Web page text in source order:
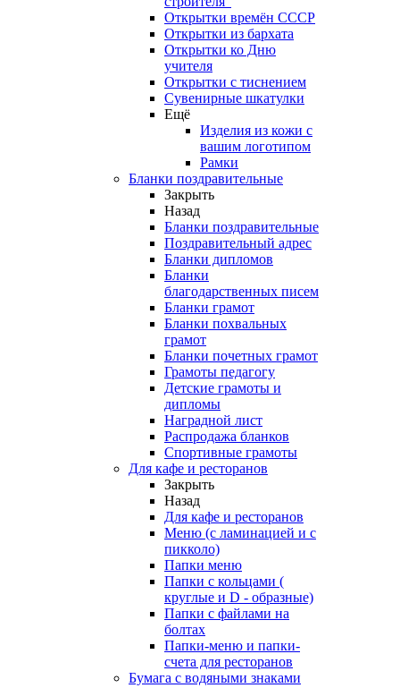
Открытки времён СССР
Открытки из бархата
Открытки ко Дню
учителя
Открытки с тиснением
Сувенирные шкатулки
Ещё
Изделия из кожи с
вашим логотипом
Рамки
Бланки поздравительные
Закрыть
Назад
Бланки поздравительные
Поздравительный адрес
Бланки дипломов
Бланки
благодарственных писем
Бланки грамот
Бланки похвальных
грамот
Бланки почетных грамот
Грамоты педагогу
Детские грамоты и
дипломы
Наградной лист
Распродажа бланков
Спортивные грамоты
Для кафе и ресторанов
Закрыть
Назад
Для кафе и ресторанов
Меню (с ламинацией и с
пикколо)
Папки меню
Папки с кольцами (
круглые и D - образные)
Папки с файлами на
болтах
Папки-меню и папки-
счета для ресторанов
Бумага с водяными знаками